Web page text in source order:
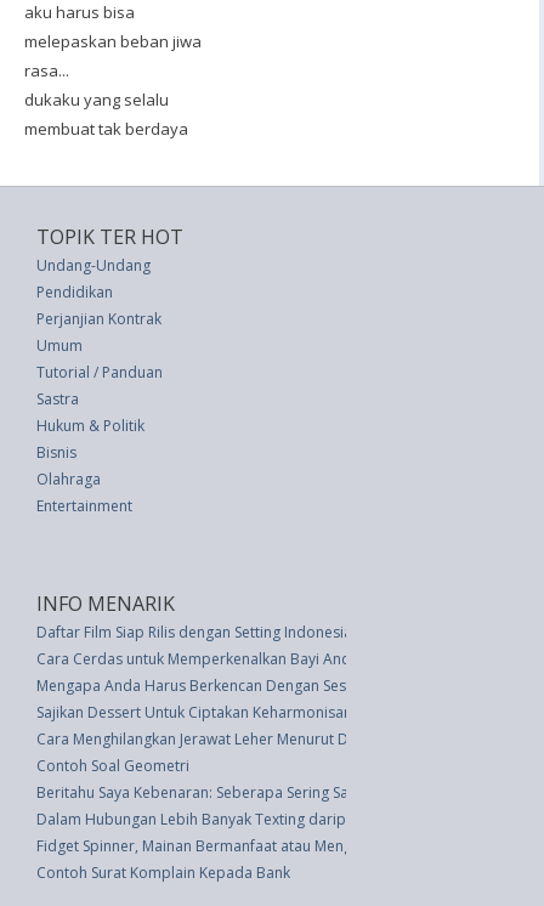
aku harus bisa
melepaskan beban jiwa
rasa...
dukaku yang selalu
membuat tak berdaya
TOPIK TER HOT
Undang-Undang
Pendidikan
Perjanjian Kontrak
Umum
Tutorial / Panduan
Sastra
Hukum & Politik
Bisnis
Olahraga
Entertainment
INFO MENARIK
Daftar Film Siap Rilis dengan Setting Indonesia
Cara Cerdas untuk Memperkenalkan Bayi Anda ke Kacang-kacangan
Mengapa Anda Harus Berkencan Dengan Seseorang yang Secara
Sajikan Dessert Untuk Ciptakan Keharmonisan Keluarga
Cara Menghilangkan Jerawat Leher Menurut Dokter Kulit
Contoh Soal Geometri
Beritahu Saya Kebenaran: Seberapa Sering Saya Harus Mandi?
Dalam Hubungan Lebih Banyak Texting daripada Ngobrol, Tidak Masalah
Fidget Spinner, Mainan Bermanfaat atau Mengganggukah?
Contoh Surat Komplain Kepada Bank